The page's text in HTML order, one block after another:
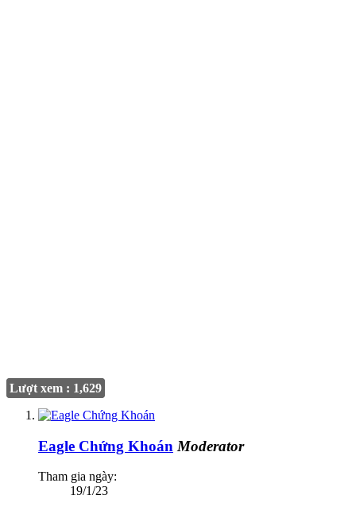
Lượt xem : 1,629
Eagle Chứng Khoán Moderator
Tham gia ngày:
19/1/23